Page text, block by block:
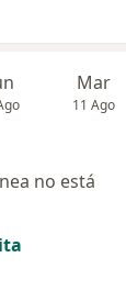
Mar
11 Ago
no está